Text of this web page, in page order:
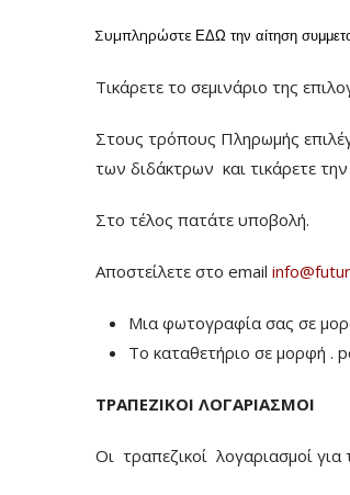
Συμπληρώστε ΕΔΩ την αίτηση
Τικάρετε το σεμινάριο της
Στους τρόπους Πληρωμής
των διδάκτρων και τικάρετε
Στο τέλος πατάτε υποβολή.
Αποστείλετε στο email
Μια φωτογραφία σας σε
To καταθετήριο σε μορφή .
ΤΡΑΠΕΖΙΚΟΙ ΛΟΓΑΡΙΑΣΜΟΙ
Οι τραπεζικοί λογαριασμοί